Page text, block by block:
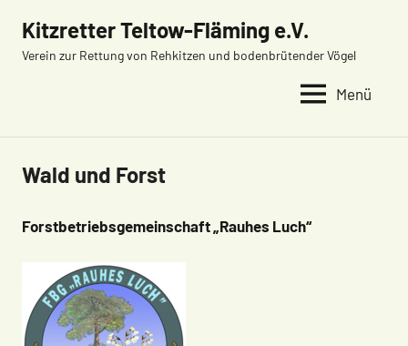
Inhalt
springen
Kitzretter Teltow-Fläming e.V.
Verein zur Rettung von Rehkitzen und bodenbrütender Vögel
Menü
Wald und Forst
Forstbetriebsgemeinschaft „Rauhes Luch“